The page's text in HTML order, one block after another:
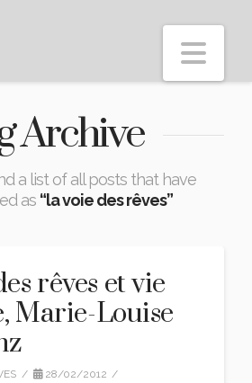
Archive
a list of all posts that have
as “la voie des rêves”
rêves et vie
Marie-Louise
28/02/2012